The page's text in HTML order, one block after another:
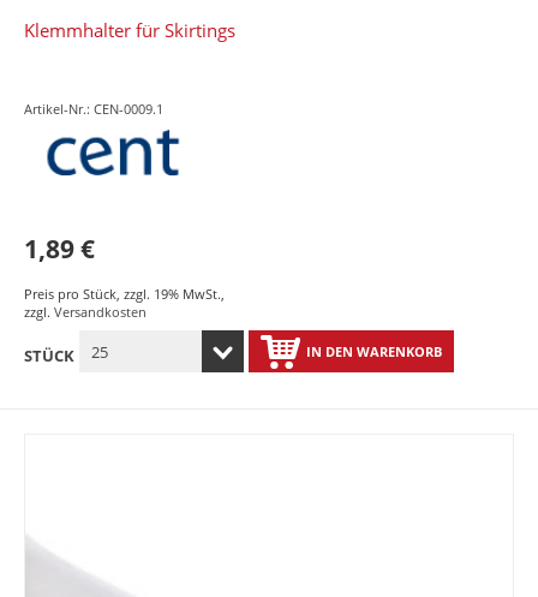
Klemmhalter für Skirtings
Artikel-Nr.: CEN-0009.1
1,89 €
Preis pro Stück, zzgl. 19% MwSt.,
zzgl. Versandkosten
STÜCK IN DEN WARENKORB